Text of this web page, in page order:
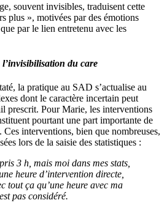
souvent invisibles, traduisent cette
plus », motivées par des émotions
par le lien entretenu avec les
du care
la pratique au SAD s’actualise au
dont le caractère incertain peut
prescrit. Pour Marie, les interventions
pourtant une part importante de
interventions, bien que nombreuses,
lors de la saisie des statistiques :
3 h, mais moi dans mes stats,
heure d’intervention directe,
tout ça qu’une heure avec ma
pas considéré.